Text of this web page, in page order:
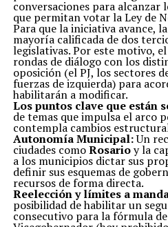
conversaciones para alcanzar
que permitan votar la Ley de
Para que la iniciativa avance,
mayoría calificada de dos
legislativas. Por este motivo,
rondas de diálogo con los
oposición (el PJ, los sectores
fuerzas de izquierda) para
habilitarán a modificar.
Los puntos clave que están
de temas que impulsa el arco
contempla cambios
Autonomía Municipal:Un
ciudades comoRosarioy la
a los municipios dictar sus
definir sus esquemas de
recursos de forma directa.
Reelección y límites a
posibilidad de habilitar un
consecutivo para la fórmula